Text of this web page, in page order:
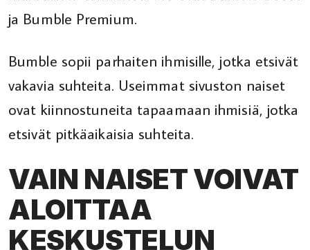
ja Bumble Premium.
Bumble sopii parhaiten ihmisille, jotka etsivät
vakavia suhteita. Useimmat sivuston naiset
ovat kiinnostuneita tapaamaan ihmisiä, jotka
etsivät pitkäaikaisia suhteita.
VAIN NAISET VOIVAT
ALOITTAA
KESKUSTELUN